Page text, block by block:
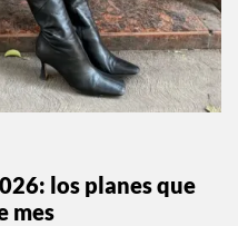
los planes que
mes